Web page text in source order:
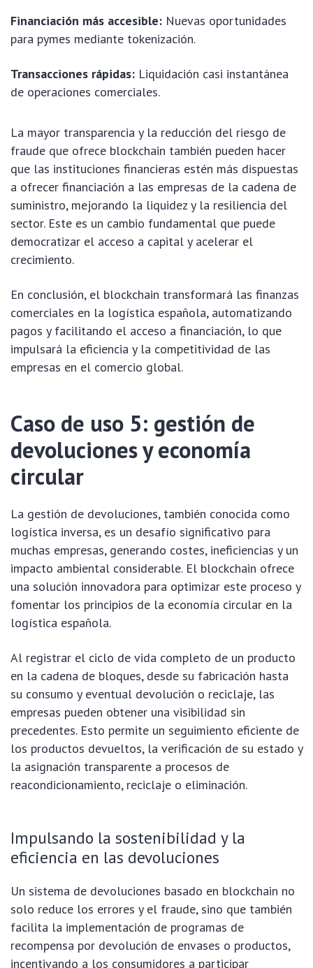
Financiación más accesible: Nuevas oportunidades
para pymes mediante tokenización.
Transacciones rápidas: Liquidación casi instantánea
de operaciones comerciales.
La mayor transparencia y la reducción del riesgo de
fraude que ofrece blockchain también pueden hacer
que las instituciones financieras estén más dispuestas
a ofrecer financiación a las empresas de la cadena de
suministro, mejorando la liquidez y la resiliencia del
sector. Este es un cambio fundamental que puede
democratizar el acceso a capital y acelerar el
crecimiento.
En conclusión, el blockchain transformará las finanzas
comerciales en la logística española, automatizando
pagos y facilitando el acceso a financiación, lo que
impulsará la eficiencia y la competitividad de las
empresas en el comercio global.
Caso de uso 5: gestión de
devoluciones y economía
circular
La gestión de devoluciones, también conocida como
logística inversa, es un desafío significativo para
muchas empresas, generando costes, ineficiencias y un
impacto ambiental considerable. El blockchain ofrece
una solución innovadora para optimizar este proceso y
fomentar los principios de la economía circular en la
logística española.
Al registrar el ciclo de vida completo de un producto
en la cadena de bloques, desde su fabricación hasta
su consumo y eventual devolución o reciclaje, las
empresas pueden obtener una visibilidad sin
precedentes. Esto permite un seguimiento eficiente de
los productos devueltos, la verificación de su estado y
la asignación transparente a procesos de
reacondicionamiento, reciclaje o eliminación.
Impulsando la sostenibilidad y la
eficiencia en las devoluciones
Un sistema de devoluciones basado en blockchain no
solo reduce los errores y el fraude, sino que también
facilita la implementación de programas de
recompensa por devolución de envases o productos,
incentivando a los consumidores a participar